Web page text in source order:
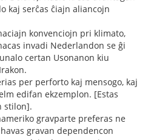
kaj serĉas ĉiajn aliancojn
konvenciojn pri klimato,
invadi Nederlandon se ĝi
certan Usonanon kiu
per perforto kaj mensogo, kaj
edifan ekzemplon. [Estas
stilon].
gravparte preferas ne
gravan dependencon